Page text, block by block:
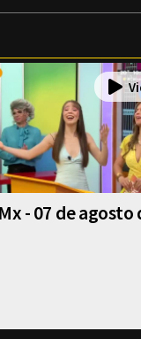
- 07 de agosto